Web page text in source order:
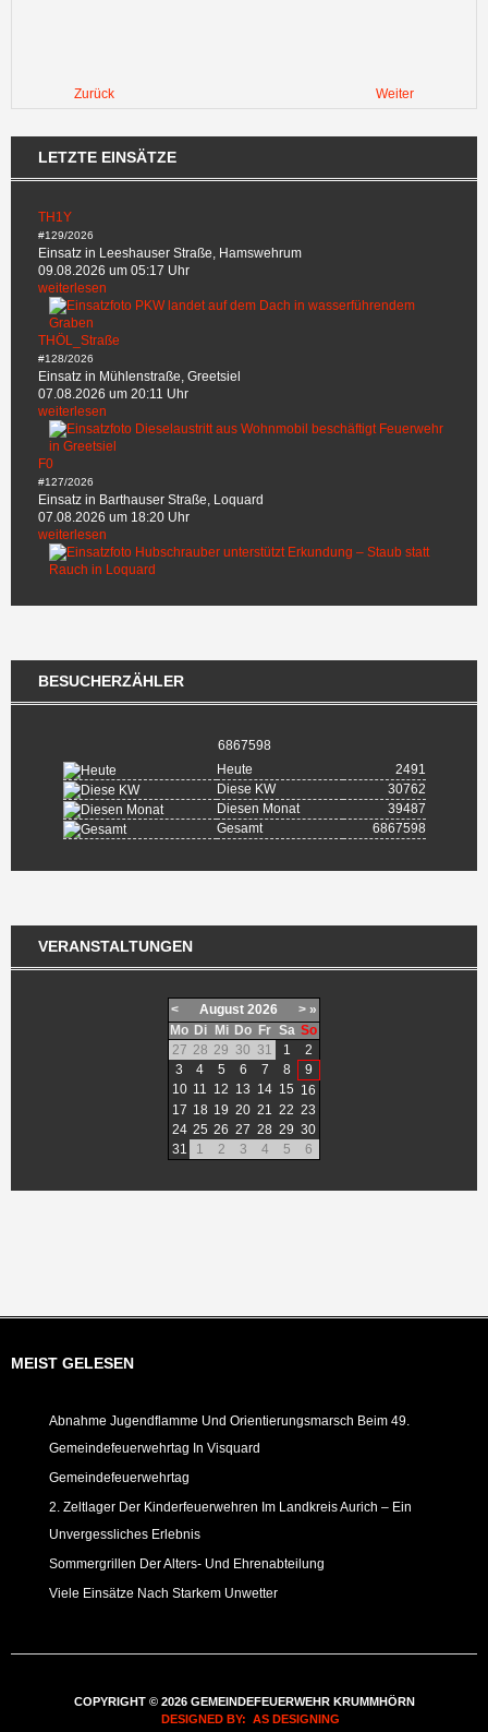
Zurück Weiter
LETZTE EINSÄTZE
TH1Y
#129/2026
Einsatz in Leeshauser Straße, Hamswehrum
09.08.2026 um 05:17 Uhr
weiterlesen
THÖL_Straße
#128/2026
Einsatz in Mühlenstraße, Greetsiel
07.08.2026 um 20:11 Uhr
weiterlesen
F0
#127/2026
Einsatz in Barthauser Straße, Loquard
07.08.2026 um 18:20 Uhr
weiterlesen
BESUCHERZÄHLER
6867598
Heute
2491
Diese KW
30762
Diesen Monat
39487
Gesamt
6867598
VERANSTALTUNGEN
< August 2026 > »
Mo Di Mi Do Fr Sa So
27 28 29 30 31 1
2
3
4 5 6 7 8
9
10 11 12 13 14 15 16
17 18 19 20 21 22 23
24 25 26 27 28 29 30
31
1 2 3 4 5 6
MEIST GELESEN
Abnahme Jugendflamme Und Orientierungsmarsch Beim 49.
Gemeindefeuerwehrtag In Visquard
Gemeindefeuerwehrtag
2. Zeltlager Der Kinderfeuerwehren Im Landkreis Aurich – Ein
Unvergessliches Erlebnis
Sommergrillen Der Alters- Und Ehrenabteilung
Viele Einsätze Nach Starkem Unwetter
COPYRIGHT © 2026 GEMEINDEFEUERWEHR KRUMMHÖRN
DESIGNED BY: AS DESIGNING